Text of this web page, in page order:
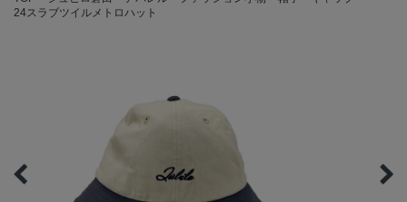
24スラブツイルメトロハット